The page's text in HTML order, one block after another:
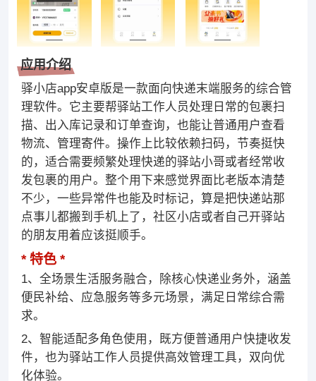
应用介绍
驿小店app安卓版是一款面向快递末端服务的综合管
理软件。它主要帮驿站工作人员处理日常的包裹扫
描、出入库记录和订单查询，也能让普通用户查看
物流、管理寄件。操作上比较依赖扫码，节奏挺快
的，适合需要频繁处理快递的驿站小哥或者经常收
发包裹的用户。整个用下来感觉界面比老版本清楚
不少，一些异常件也能及时标记，算是把快递站那
点事儿都搬到手机上了，社区小店或者自己开驿站
的朋友用着应该挺顺手。
特色
1、全场景生活服务融合，除核心快递业务外，涵盖
便民补给、应急服务等多元场景，满足日常综合需
求。
2、智能适配多角色使用，既方便普通用户快捷收发
件，也为驿站工作人员提供高效管理工具，双向优
化体验。